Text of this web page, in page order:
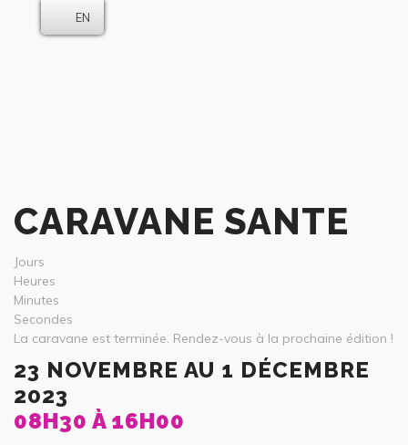
CARAVANE SANTE
Jours
Heures
Minutes
Secondes
La caravane est terminée. Rendez-vous à la prochaine édition !
23 NOVEMBRE AU 1 DÉCEMBRE
2023
08H30 À 16H00
EN